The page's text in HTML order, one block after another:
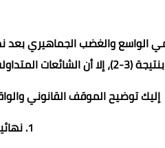
بنتيجة (3-2)، إلا أن الشائعات المتداولة حول إمكانية إعادة اللقاء لا أساس لها من الصحة.
​إليك توضيح الموقف القانوني
​1. نهائية القرارات التحكيمية